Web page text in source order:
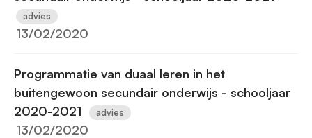
advies
13/02/2020
Programmatie van duaal leren in het
buitengewoon secundair onderwijs - schooljaar
2020-2021
advies
13/02/2020